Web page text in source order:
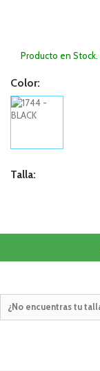
Producto en
Color:
Talla:
¿No encuentras tu